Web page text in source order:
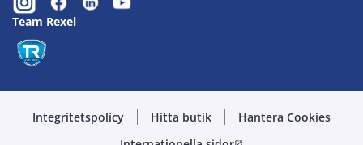
Team Rexel
Integritetspolicy Hitta butik
Hantera Cookies